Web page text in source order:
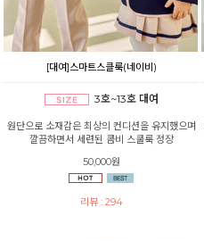
[대여]스마트스클룩(네이비)
3호~13호 대여
원단으로 소재감은 최상의 컨디션을 유지했으며
깔끔하면서 세련된 콤비 스쿨룩 정장
50,000원
리뷰 : 294